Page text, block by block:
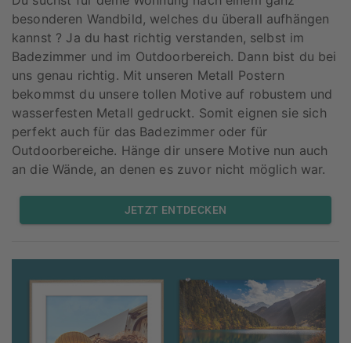
besonderen Wandbild, welches du überall aufhängen
kannst ? Ja du hast richtig verstanden, selbst im
Badezimmer und im Outdoorbereich. Dann bist du bei
uns genau richtig. Mit unseren Metall Postern
bekommst du unsere tollen Motive auf robustem und
wasserfesten Metall gedruckt. Somit eignen sie sich
perfekt auch für das Badezimmer oder für
Outdoorbereiche. Hänge dir unsere Motive nun auch
an die Wände, an denen es zuvor nicht möglich war.
JETZT ENTDECKEN